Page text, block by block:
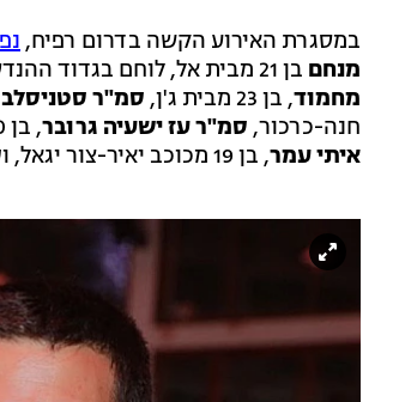
במסגרת האירוע הקשה בדרום רפיח,
מנחם בן 21 מבית אל, לוחם בגדוד ההנדסה 601, עוצבת עקבות הברזל (401), שבנוסף אליו נפלו
מחמוד, בן 23 מבית ג'ן, סמ"ר
חנה-כרכור, סמ"ר עז ישעיה גרובר, בן 20 מטל מנשה,
איתי עמר, בן 19 מכוכב יאיר-צור יגאל, ו